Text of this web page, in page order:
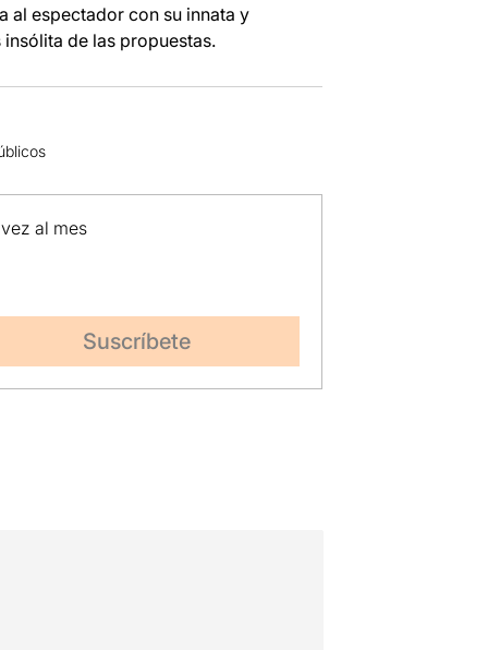
al espectador con su innata y
de las propuestas.
al mes